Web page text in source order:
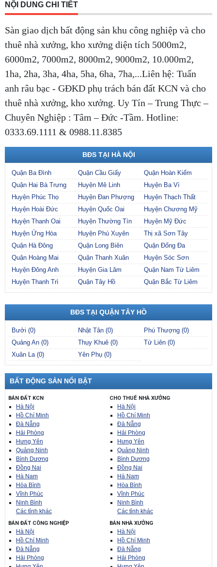
NỘI DUNG CHI TIẾT
Sàn giao dịch bất động sản khu công nghiệp và cho
thuê nhà xưởng, kho xưởng diện tích 5000m2,
6000m2, 7000m2, 8000m2, 9000m2, 10.000m2,
1ha, 2ha, 3ha, 4ha, 5ha, 6ha, 7ha,...Liên hệ: Tuấn
anh râu bạc - GĐKD phụ trách bán đất KCN và cho
thuê nhà xưởng, kho xưởng. Uy Tín – Trung Thực –
Chuyên Nghiệp : Tâm – Đức -Tầm. Hotline:
0333.69.1111 & 0988.11.8385
BĐS TẠI HÀ NỘI
Quận Ba Đình Quận Cầu Giấy
Quận Hoàn Kiếm
Quận Hai Bà Trưng
Huyện Mê Linh
Huyện Ba Vì
Huyện Phúc Thọ
Huyện Đan Phượng
Huyện Thạch Thất
Huyện Hoài Đức
Huyện Quốc Oai
Huyện Chương Mỹ
Huyện Thanh Oai
Huyện Thường Tín
Huyện Mỹ Đức
Huyện Ứng Hòa
Huyện Phú Xuyên
Thị xã Sơn Tây
Quận Hà Đông
Quận Long Biên
Quận Đống Đa
Quận Hoàng Mai
Quận Thanh Xuân
Huyện Sóc Sơn
Huyện Đông Anh
Huyện Gia Lâm
Quận Nam Từ Liêm
Huyện Thanh Trì
Quận Tây Hồ Quận Bắc Từ Liêm
BĐS TẠI QUẬN TÂY HỒ
Bưởi (0) Nhật Tân (0)
Phú Thượng (0)
Quảng An (0)
Thụy Khuê (0)
Tứ Liên (0)
Xuân La (0)
Yên Phụ (0)
BẤT ĐỘNG SẢN NỔI BẬT
BÁN ĐẤT KCN
Hà Nội
Hồ Chí Minh
Đà Nẵng
Hải Phòng
Hưng Yên
Quảng Ninh
Bình Dương
Đồng Nai
Hà Nam
Hòa Bình
Vĩnh Phúc
Ninh Bình
Các tỉnh khác
CHO THUÊ NHÀ XƯỞNG
Hà Nội
Hồ Chí Minh
Đà Nẵng
Hải Phòng
Hưng Yên
Quảng Ninh
Bình Dương
Đồng Nai
Hà Nam
Hòa Bình
Vĩnh Phúc
Ninh Bình
Các tỉnh khác
BÁN ĐẤT CÔNG NGHIỆP
Hà Nội
Hồ Chí Minh
Đà Nẵng
Hải Phòng
BÁN NHÀ XƯỞNG
Hà Nội
Hồ Chí Minh
Đà Nẵng
Hải Phòng